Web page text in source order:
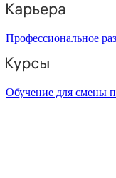
Профессиональное
Обучение для смены